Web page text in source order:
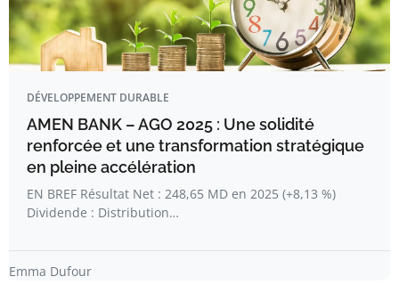
DÉVELOPPEMENT DURABLE
AMEN BANK – AGO 2025 : Une solidité
renforcée et une transformation stratégique
en pleine accélération
EN BREF Résultat Net : 248,65 MD en 2025 (+8,13 %)
Dividende : Distribution…
Emma Dufour